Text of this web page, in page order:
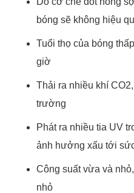
bóng sẽ không hiệu
Tuổi thọ của bóng
giờ
Thải ra nhiều khí
trường
Phát ra nhiều tia UV
ảnh hưởng xấu tới
Công suất vừa và
nhỏ